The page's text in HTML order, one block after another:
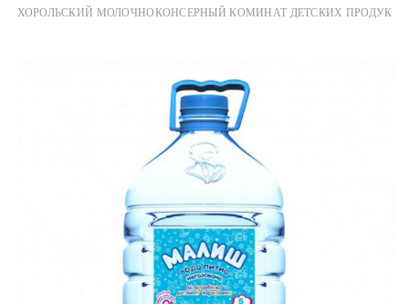
ХОРОЛЬСКИЙ МОЛОЧНОКОНСЕРНЫЙ КОМИНАТ ДЕТСКИХ ПРОДУК